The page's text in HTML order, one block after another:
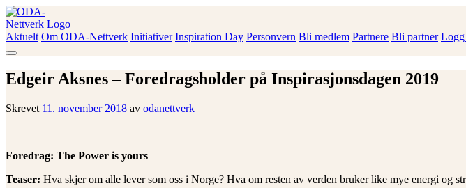
Skip
to
content
Aktuelt Om ODA-Nettverk Initiativer Inspiration Day Personvern Bli medlem Partnere Bli partner
Edgeir Aksnes – Foredragsholder på Inspirasjonsdagen 2019
Skrevet 11. november 2018 av odanettverk
Foredrag: The Power is yours
Teaser: Hva skjer om alle lever som oss i Norge? Hva om resten av verden bruker like mye energi og